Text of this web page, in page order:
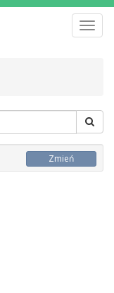
Zmień